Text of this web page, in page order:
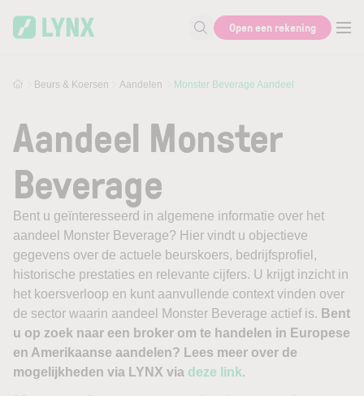
Zoek naar informatie
Open een rekening
Beurs & Koersen Aandelen Monster Beverage Aandeel
Aandeel Monster
Beverage
Bent u geïnteresseerd in algemene informatie over het
aandeel Monster Beverage? Hier vindt u objectieve
gegevens over de actuele beurskoers, bedrijfsprofiel,
historische prestaties en relevante cijfers. U krijgt inzicht in
het koersverloop en kunt aanvullende context vinden over
de sector waarin aandeel Monster Beverage actief is. Bent
u op zoek naar een broker om te handelen in Europese
en Amerikaanse aandelen? Lees meer over de
mogelijkheden via LYNX via deze link.